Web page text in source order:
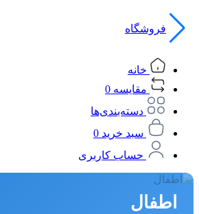
فروشگاه
خانه
مقایسه 0
دسته‌بندی‌ها
سبد خرید 0
حساب کاربری
اطفال